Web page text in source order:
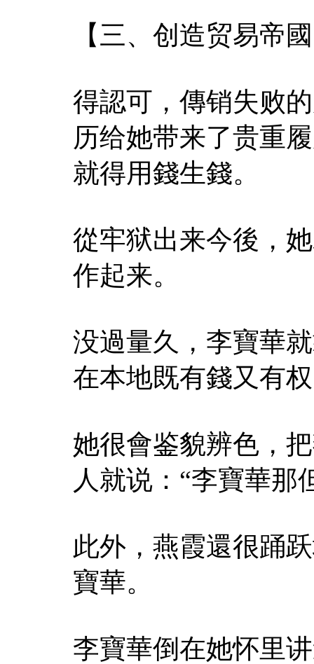
【三、创造贸易帝
得認可，傳销失败
历给她带来了贵重
就得用錢生錢。
從牢狱出来今後，
作起来。
没過量久，李寶華
在本地既有錢又有
她很會鉴貌辨色，
人就说：“李寶華那
此外，燕霞還很踊
寶華。
李寶華倒在她怀里